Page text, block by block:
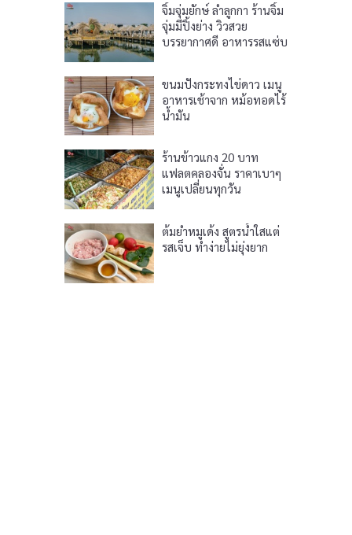
จิ้มจุ่มยักษ์ ลำลูกกา ร้านจิ้ม
จุ่มมีปิ้งย่าง วิวสวย
บรรยากาศดี อาหารรสแซ่บ
ขนมปังกระทงไข่ดาว เมนู
อาหารเช้าจาก หม้อทอดไร้
น้ำมัน
ร้านข้าวแกง 20 บาท
แฟลตคลองจั่น ราคาเบาๆ
เมนูเปลี่ยนทุกวัน
ต้มยำหมูเด้ง สูตรน้ำใสแต่
รสเจ็บ ทำง่ายไม่ยุ่งยาก